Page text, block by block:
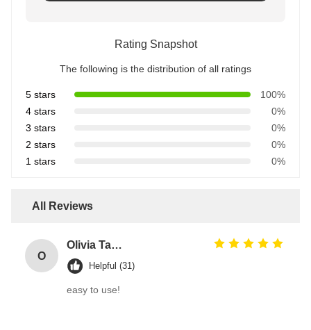
Rating Snapshot
The following is the distribution of all ratings
5 stars
100%
4 stars
0%
3 stars
0%
2 stars
0%
1 stars
0%
All Reviews
O
Olivia Taylor
Helpful (31)
easy to use!